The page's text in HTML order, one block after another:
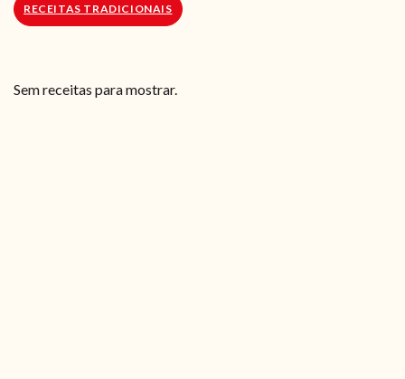
RECEITAS TRADICIONAIS
Sem receitas para mostrar.